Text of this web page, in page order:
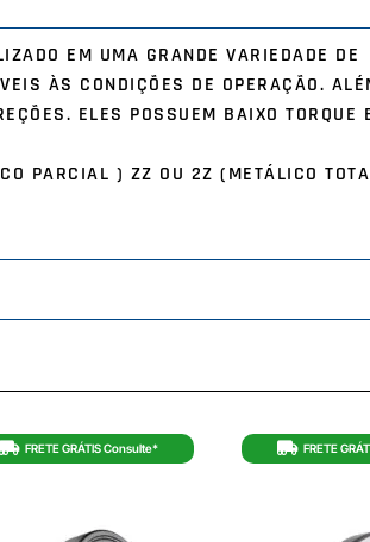
EM UMA GRANDE VARIEDADE DE
ÀS CONDIÇÕES DE OPERAÇÃO.
ELES POSSUEM BAIXO TORQUE
PARCIAL ) ZZ OU 2Z (METÁLICO
FRETE GRÁTIS Consulte* FRETE